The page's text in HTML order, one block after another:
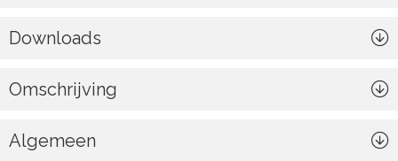
Downloads
Omschrijving
Algemeen